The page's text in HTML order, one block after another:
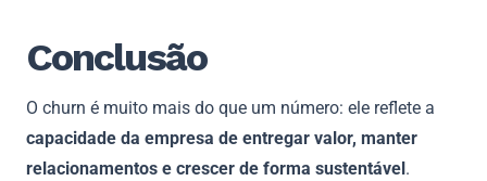
Conclusão
O churn é muito mais do que um número: ele reflete a
capacidade da empresa de entregar valor, manter
relacionamentos e crescer de forma sustentável.